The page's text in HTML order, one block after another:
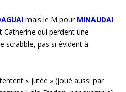
mais le M pour MINAUDAI
Catherine qui perdent une
scrabble, pas si évident à
« jutée » (joué aussi par